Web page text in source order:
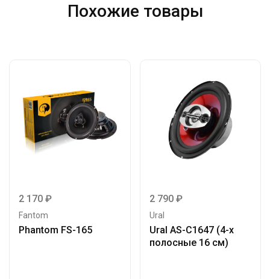
Похожие товары
2 170 ₽
Fantom
Phantom FS-165
2 790 ₽
Ural
Ural AS-C1647 (4-х
полосные 16 см)